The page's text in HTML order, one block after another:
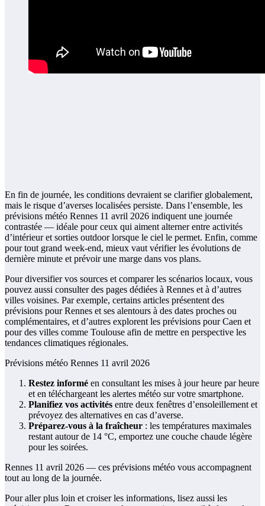
En fin de journée, les conditions devraient se clarifier globalement,
mais le risque d’averses localisées persiste. Dans l’ensemble, les
prévisions météo Rennes 11 avril 2026 indiquent une journée
contrastée — idéale pour ceux qui aiment alterner entre activités
d’intérieur et sorties outdoor lorsque le ciel le permet. Enfin, comme
pour tout grand week-end, mieux vaut vérifier les évolutions de
dernière minute et prévoir une marge dans vos plans.
Pour diversifier vos sources et comparer les scénarios locaux, vous
pouvez aussi consulter des pages dédiées à Rennes et à d’autres
villes voisines. Par exemple, certains articles présentent des
prévisions pour Rennes et ses alentours à des dates proches ou
complémentaires, et d’autres explorent les prévisions pour Caen et
pour des villes comme Toulouse afin de mettre en perspective les
tendances climatiques régionales.
Prévisions météo Rennes 11 avril 2026
Restez informé en consultant les mises à jour heure par heure
et en téléchargeant les alertes météo sur votre smartphone.
Planifiez vos activités entre deux fenêtres d’ensoleillement et
prévoyez des alternatives en cas d’averse.
Préparez-vous à la fraîcheur : les températures maximales
restant autour de 14 °C, emportez une couche chaude légère
pour les soirées.
Rennes 11 avril 2026 — ces prévisions météo vous accompagnent
tout au long de la journée.
Pour aller plus loin et croiser les informations, lisez aussi les